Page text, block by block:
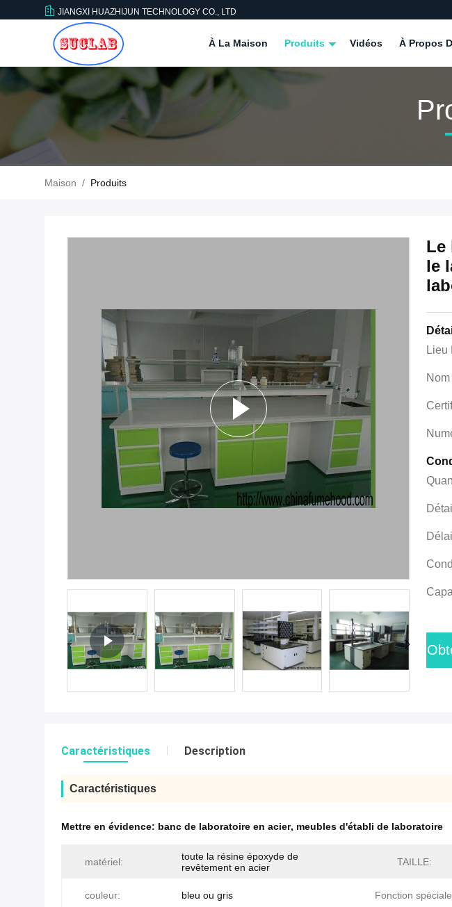
JIANGXI HUAZHIJUN TECHNOLOGY CO., LTD
À La Maison Produits Vidéos À Propos
Maison / Produits
Le
le
Lieu
Caractéristiques Description
Caractéristiques
Mettre en évidence: banc de laboratoire en acier, meubles d'établi de laboratoire
matériel:
toute la résine époxyde de
revêtement en acier
TAILLE:
couleur: bleu ou gris Fonction